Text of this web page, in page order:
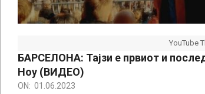
YouTube
БАРСЕЛОНА: Тајзи е првиот и
Ноу (ВИДЕО)
ON: 01.06.2023